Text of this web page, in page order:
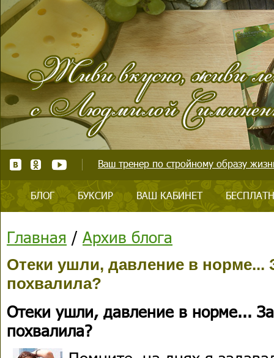
Ваш тренер по стройному образу
БЛОГ БУКСИР ВАШ КАБИНЕТ
Главная / Архив блога
Отеки ушли, давление в норме...
похвалила?
Отеки ушли, давление в норме...
похвалила?